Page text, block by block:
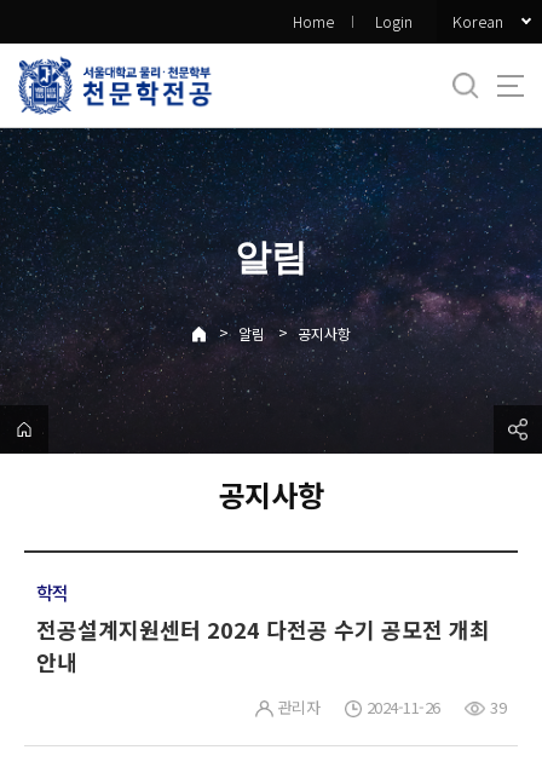
로
메
뉴
Home Login Korean
알림
> 알림 > 공지사항
공지사항
학적
전공설계지원센터 2024 다전공 수기 공모전 개최
안내
관리자 2024-11-26 39